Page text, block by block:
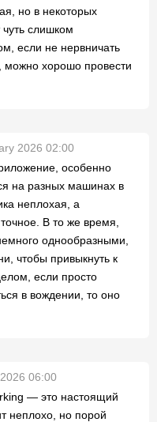
но в некоторых
слишком
если не нервничать
можно хорошо провести
2026 02:00
особенно
на разных машинах в
неплохая, а
В то же время,
однообразными,
чтобы привыкнуть к
если просто
в вождении, то оно
06:00
— это настоящий
неплохо, но порой